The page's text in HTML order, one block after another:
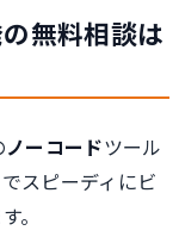
無料相談は
ノーコードツール
スピーディにビ
。